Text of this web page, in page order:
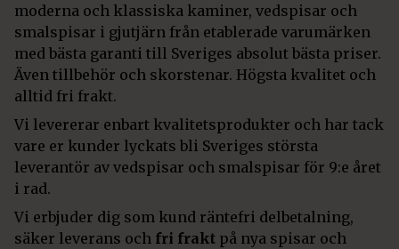
moderna och klassiska kaminer, vedspisar och
smalspisar i gjutjärn från etablerade varumärken
med bästa garanti till Sveriges absolut bästa priser.
Även tillbehör och skorstenar. Högsta kvalitet och
alltid fri frakt.
Vi levererar enbart kvalitetsprodukter och har tack
vare er kunder lyckats bli Sveriges största
leverantör av vedspisar och smalspisar för 9:e året
i rad.
Vi erbjuder dig som kund räntefri delbetalning,
säker leverans och fri frakt på nya spisar och